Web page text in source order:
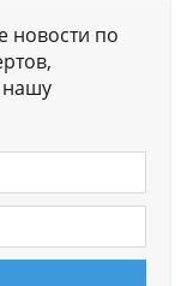
новости по
нашу